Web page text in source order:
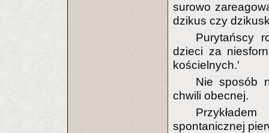
surowo
dzikus czy
Purytańscy
dzieci za
kościelnych.'
Nie sposób
chwili obecnej.
spontanicznej